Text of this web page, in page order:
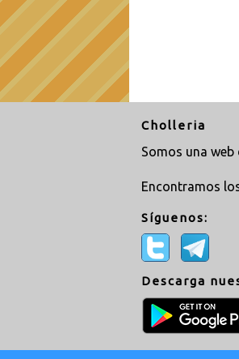
Cholleria
Somos una
Encontramos
Síguenos:
Descarga